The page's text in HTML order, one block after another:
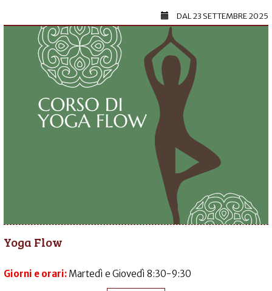
DAL23 SETTEMBRE 2025
Yoga Flow
Giorni e orari: Martedì e Giovedì 8:30-9:30